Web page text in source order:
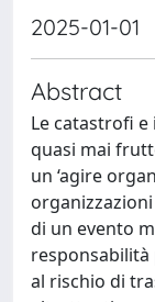
2025-01-01
Abstract
Le catastrofi
quasi mai
un ‘agire
di un evento
responsabilità
al rischio di